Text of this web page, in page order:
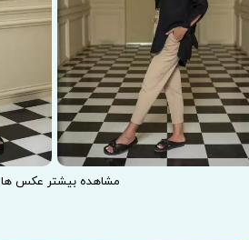
عکاسی پوشاک
... مشاهده بیشتر عکس ها